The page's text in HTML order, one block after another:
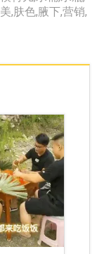
美,肤色,腋下,营销,